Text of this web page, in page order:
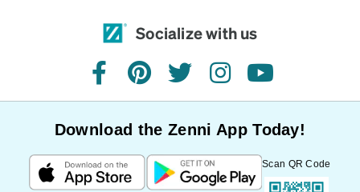
Socialize with us
facebookpinteresttwitterinstagramyoutube
Download the Zenni App Today!
Scan QR Code